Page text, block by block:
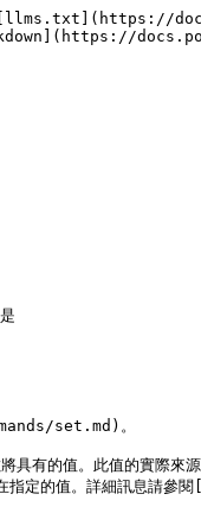
set.md)。
具有的值。此值的實際來
案現在指定的值。詳